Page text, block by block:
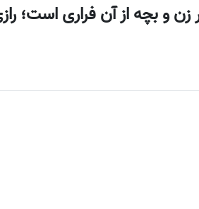
زن و بچه از آن فراری است؛